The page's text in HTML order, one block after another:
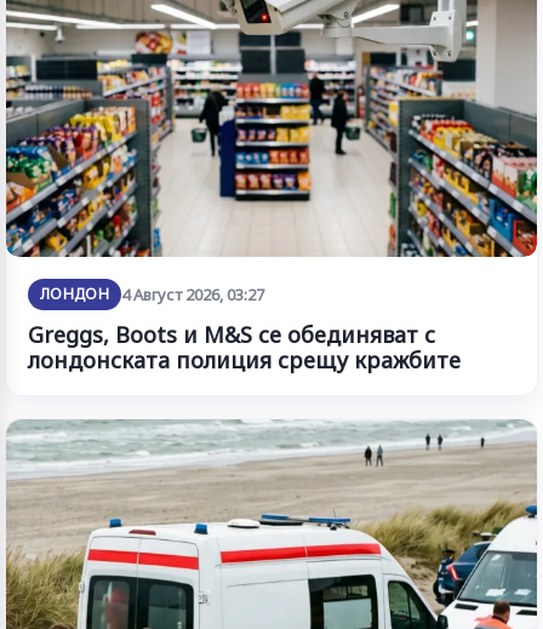
ЛОНДОН 4 Август 2026, 03:27
Greggs, Boots и M&S се обединяват с
лондонската полиция срещу кражбите